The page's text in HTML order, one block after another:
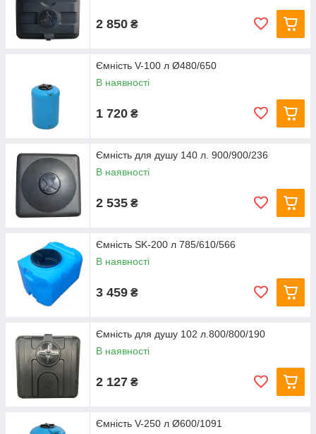
2 850 ₴
Ємність V-100 л Ø480/650
В наявності
1 720 ₴
Ємність для душу 140 л. 900/900/236
В наявності
2 535 ₴
Ємність SK-200 л 785/610/566
В наявності
3 459 ₴
Ємність для душу 102 л.800/800/190
В наявності
2 127 ₴
Ємність V-250 л Ø600/1091